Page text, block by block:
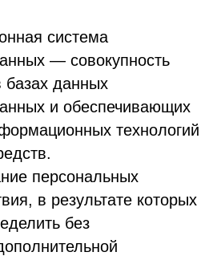
система
— совокупность
данных
и обеспечивающих
технологий
персональных
в результате которых
без